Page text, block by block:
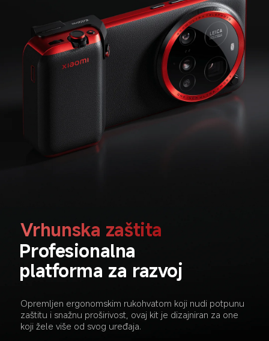
Vrhunska zaštita
Profesionalna
platforma za razvoj
Opremljen ergonomskim rukohvatom koji nudi potpunu
zaštitu i snažnu proširivost, ovaj kit je dizajniran za one
koji žele više od svog uređaja.